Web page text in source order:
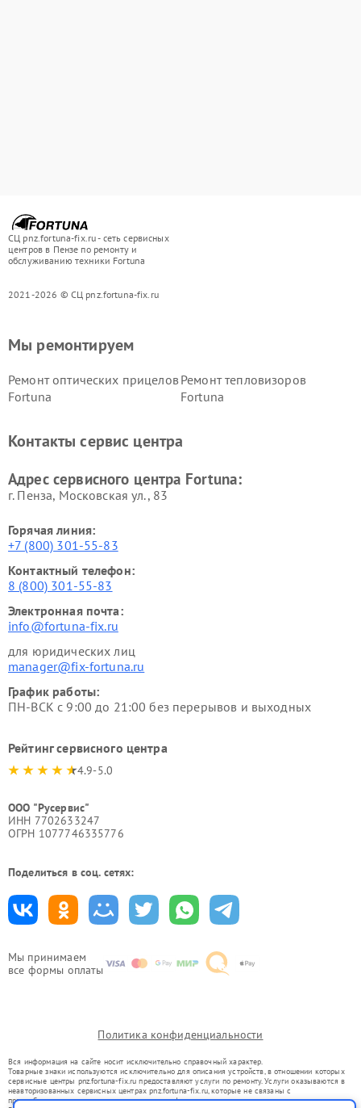
СЦ pnz.fortuna-fix.ru - сеть сервисных
центров в Пензе по ремонту и
обслуживанию техники Fortuna
2021-2026 © СЦ pnz.fortuna-fix.ru
Мы принимаем
все формы оплаты
Мы ремонтируем
Ремонт оптических прицелов
Fortuna
Ремонт тепловизоров
Fortuna
Контакты сервис центра
Адрес сервисного центра Fortuna:
г. Пенза, Московская ул., 83
Горячая линия:
+7 (800) 301-55-83
Контактный телефон:
8 (800) 301-55-83
Электронная почта:
info@fortuna-fix.ru
для юридических лиц
manager@fix-fortuna.ru
График работы:
ПН-ВСК с 9:00 до 21:00 без перерывов и выходных
Рейтинг сервисного центра
4.9-5.0
ООО "Русервис"
ИНН 7702633247
ОГРН 1077746335776
Поделиться в соц. сетях:
Политика конфиденциальности
Вся информация на сайте носит исключительно справочный характер.
Товарные знаки используются исключительно для описания устройств, в отношении которых
сервисные центры pnz.fortuna-fix.ru предоставляют услуги по ремонту. Услуги оказываются в
неавторизованных сервисных центрах pnz.fortuna-fix.ru, которые не связаны с
правообладателями товарных знаков или их официальными представителями.